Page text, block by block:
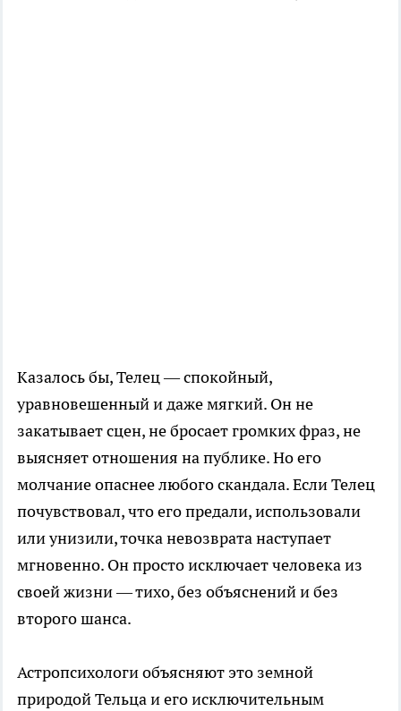
Казалось бы, Телец — спокойный,
уравновешенный и даже мягкий. Он не
закатывает сцен, не бросает громких фраз, не
выясняет отношения на публике. Но его
молчание опаснее любого скандала. Если Телец
почувствовал, что его предали, использовали
или унизили, точка невозврата наступает
мгновенно. Он просто исключает человека из
своей жизни — тихо, без объяснений и без
второго шанса.
Астропсихологи объясняют это земной
природой Тельца и его исключительным